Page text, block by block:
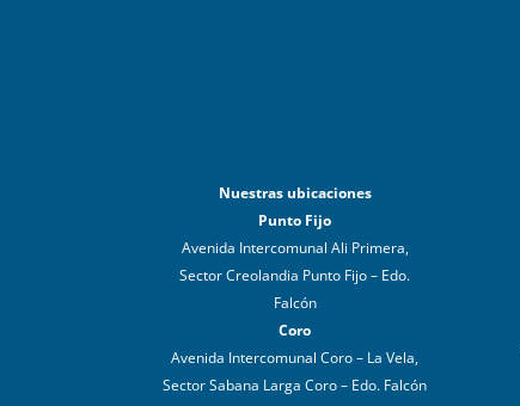
Nuestras ubicaciones
Punto Fijo
Avenida Intercomunal Ali Primera,
Sector Creolandia Punto Fijo – Edo.
Falcón
Coro
Avenida Intercomunal Coro – La Vela,
Sector Sabana Larga Coro – Edo. Falcón